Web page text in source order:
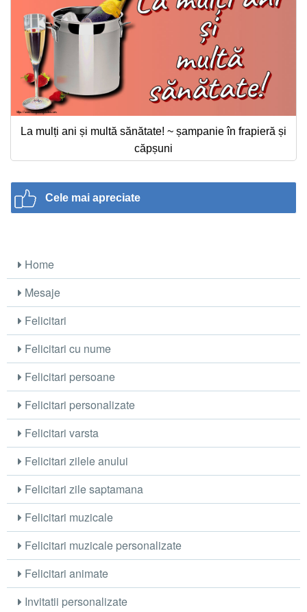
La mulți ani și multă sănătate! ~ șampanie în frapieră și
căpșuni
Cele mai apreciate
Home
Mesaje
Felicitari
Felicitari cu nume
Felicitari persoane
Felicitari personalizate
Felicitari varsta
Felicitari zilele anului
Felicitari zile saptamana
Felicitari muzicale
Felicitari muzicale personalizate
Felicitari animate
Invitatii personalizate